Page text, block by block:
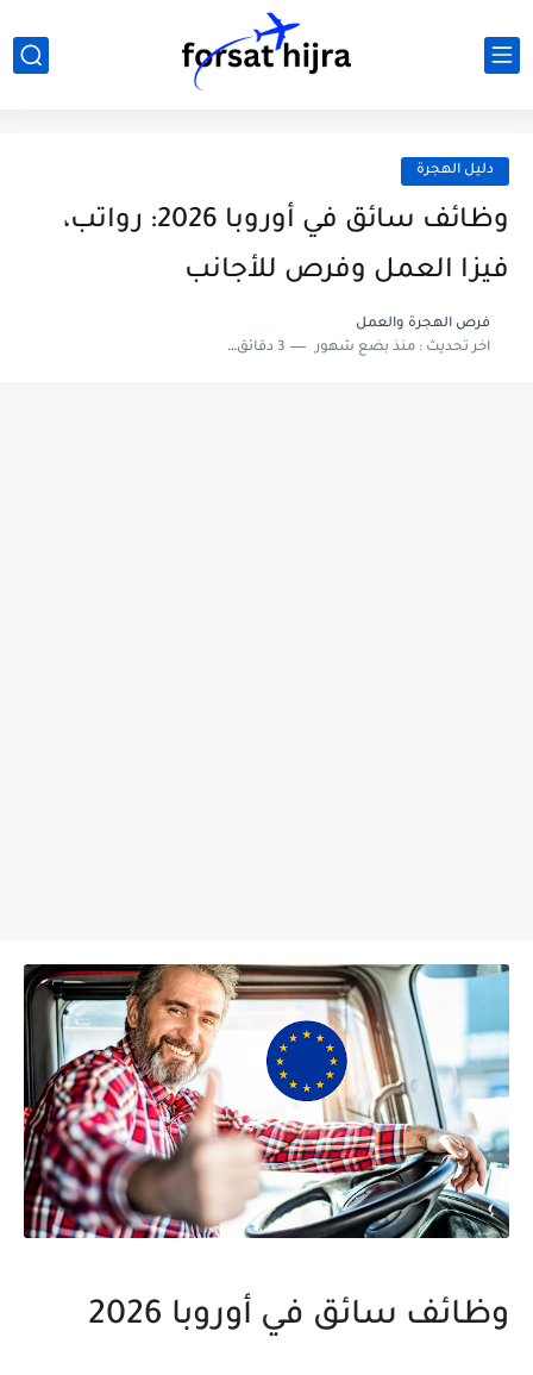
دليل الهجرة
وظائف سائق في أوروبا 2026: رواتب،
فيزا العمل وفرص للأجانب
فرص الهجرة والعمل
اخر تحديث :منذ بضع شهور 3 دقائق للقراءة
وظائف سائق في أوروبا 2026